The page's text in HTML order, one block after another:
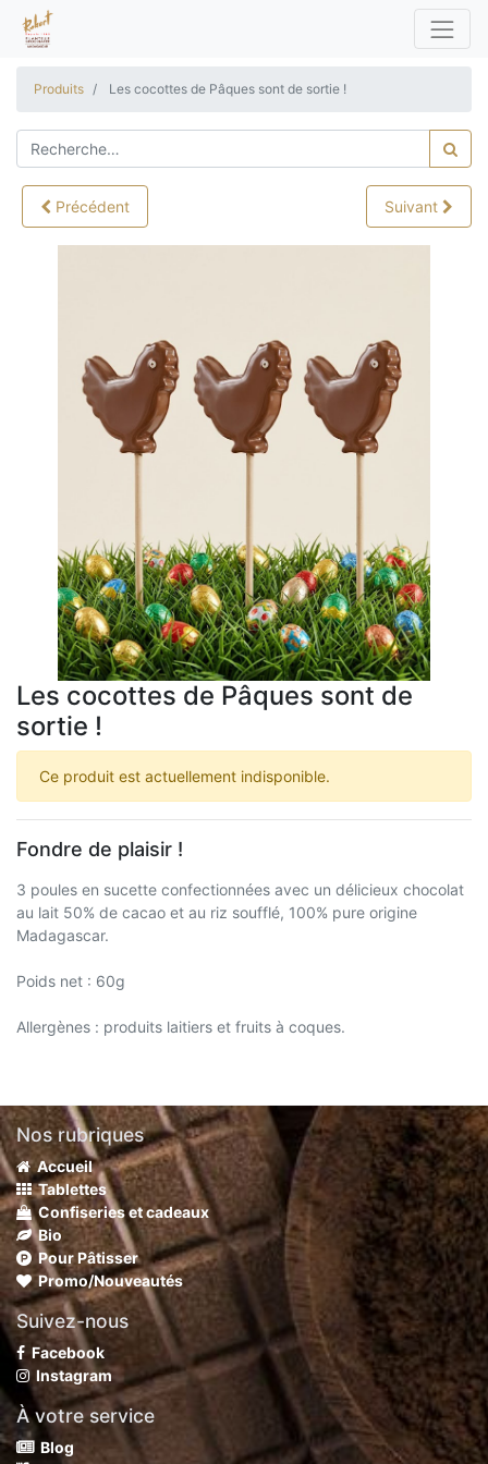
Produits Les cocottes de Pâques sont de sortie !
Précédent Suivant
Les cocottes de Pâques sont de
sortie !
Ce produit est actuellement indisponible.
Fondre de plaisir !
3 poules en sucette confectionnées avec un délicieux chocolat
au lait 50% de cacao et au riz soufflé, 100% pure origine
Madagascar.
Poids net : 60g
Allergènes : produits laitiers et fruits à coques.
Nos rubriques
Accueil
Tablettes
Confiseries et cadeaux
Bio
Pour Pâtisser
Promo/Nouveautés
Suivez-nous
Facebook
Instagram
À votre service
Blog